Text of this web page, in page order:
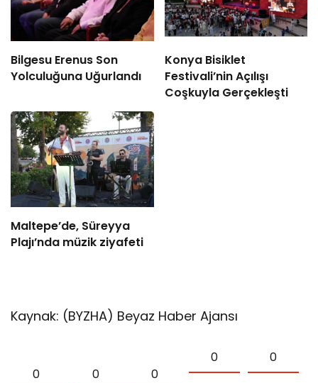
Bilgesu Erenus Son
Yolculuğuna Uğurlandı
Konya Bisiklet
Festivali’nin Açılışı
Coşkuyla Gerçekleşti
Maltepe’de, Süreyya
Plajı’nda müzik ziyafeti
Kaynak: (BYZHA) Beyaz Haber Ajansı
0 0 0
0 0